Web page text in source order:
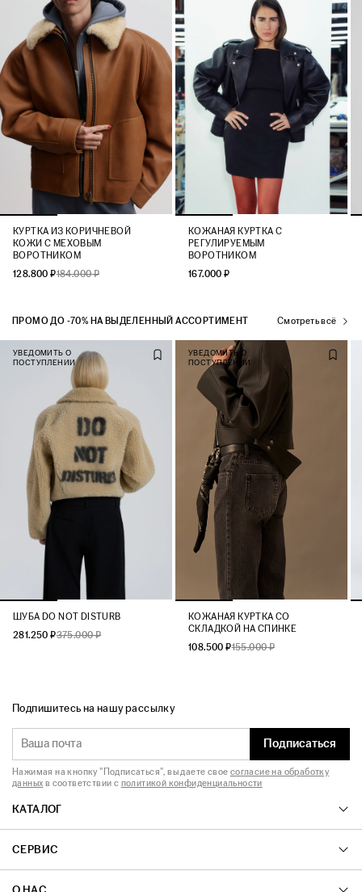
КУРТКА ИЗ КОРИЧНЕВОЙ
КОЖИ С МЕХОВЫМ
ВОРОТНИКОМ
128.800 ₽184.000 ₽
КОЖАНАЯ КУРТКА С
РЕГУЛИРУЕМЫМ
ВОРОТНИКОМ
167.000 ₽
ПРОМО ДО -70% НА ВЫДЕЛЕННЫЙ АССОРТИМЕНТ Смотреть всё
УВЕДОМИТЬ О
ПОСТУПЛЕНИИ
ШУБА DO NOT DISTURB
281.250 ₽375.000 ₽
УВЕДОМИТЬ О
ПОСТУПЛЕНИИ
КОЖАНАЯ КУРТКА СО
СКЛАДКОЙ НА СПИНКЕ
108.500 ₽155.000 ₽
КАТАЛОГ
СЕРВИС
Подпишитесь на нашу рассылку
Подписаться
Нажимая на кнопку "Подписаться", вы даете свое согласие на обработку
данных в соответствии с политикой конфиденциальности